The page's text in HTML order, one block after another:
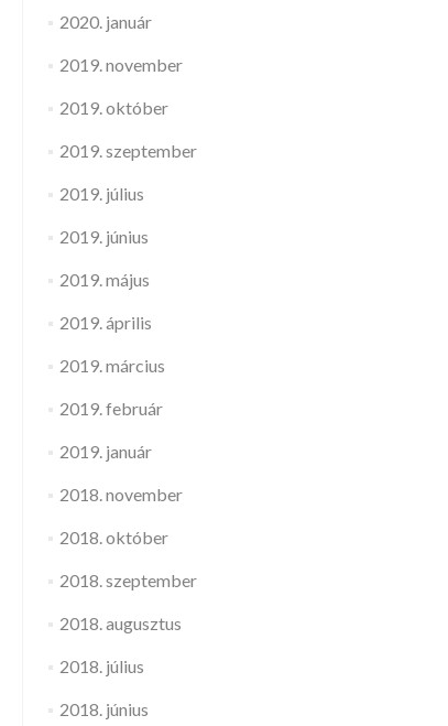
2020. január
2019. november
2019. október
2019. szeptember
2019. július
2019. június
2019. május
2019. április
2019. március
2019. február
2019. január
2018. november
2018. október
2018. szeptember
2018. augusztus
2018. július
2018. június